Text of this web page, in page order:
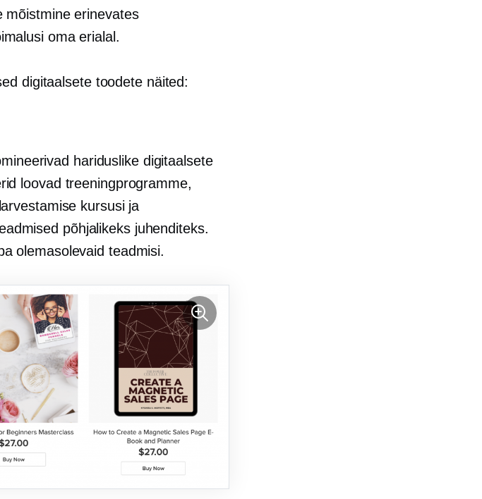
mõistmine erinevates
oma erialal.
digitaalsete toodete näited:
hariduslike digitaalsete
loovad treeningprogramme,
kursusi ja
põhjalikeks juhenditeks.
olemasolevaid teadmisi.